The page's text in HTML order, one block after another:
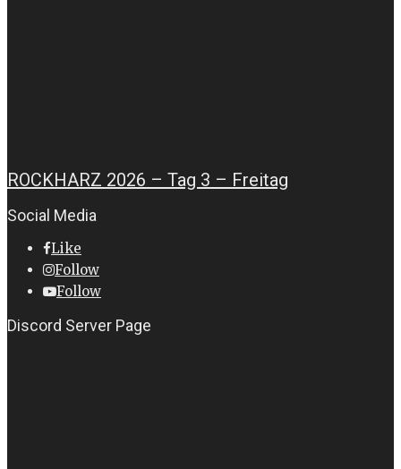
ROCKHARZ 2026 – Tag 3 – Freitag
Social Media
Like
Follow
Follow
Discord Server Page